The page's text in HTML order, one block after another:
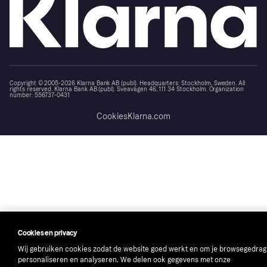
Copyright © 2005-2026 Klarna Bank AB (publ). Headquarters: Stockholm, Sweden. All
rights reserved. Klarna Bank AB (publ). Sveavägen 46, 111 34 Stockholm. Organization
number: 556737-0431
CookiesKlarna.com
Cookies en privacy
Wij gebruiken cookies zodat de website goed werkt en om je
personaliseren en analyseren. We delen ook gegevens met onze